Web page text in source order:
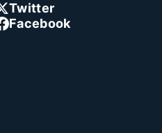
Twitter
Facebook